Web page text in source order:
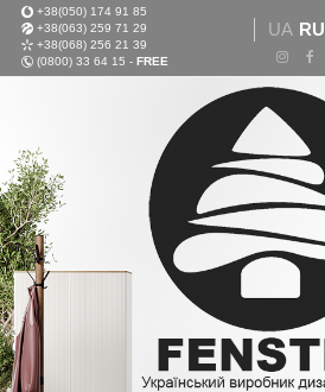
+38(050) 174 91 85
+38(063) 259 71 29
+38(068) 256 21 39
(0800) 33 64 15 - FREE
UA RU